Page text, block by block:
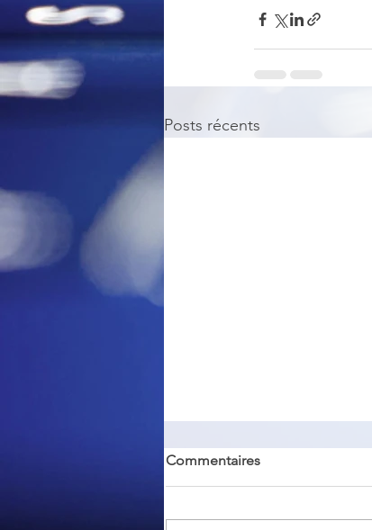
Posts récents
Commentaires